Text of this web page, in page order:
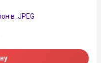
в .JPEG